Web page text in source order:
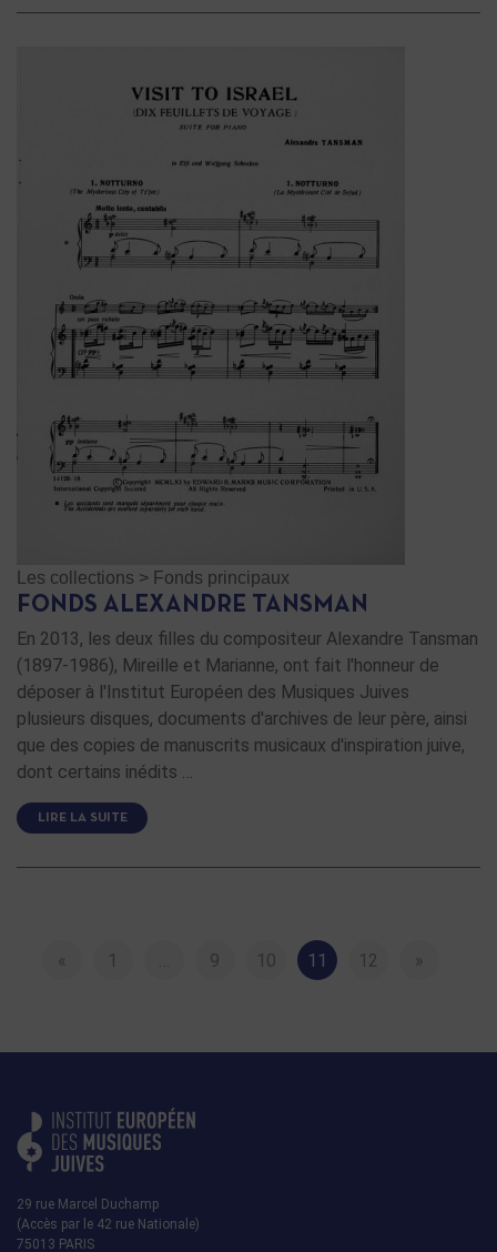
Les collections > Fonds principaux
FONDS ALEXANDRE TANSMAN
En 2013, les deux filles du compositeur Alexandre Tansman
(1897-1986), Mireille et Marianne, ont fait l'honneur de
déposer à l'Institut Européen des Musiques Juives
plusieurs disques, documents d'archives de leur père, ainsi
que des copies de manuscrits musicaux d'inspiration juive,
dont certains inédits …
LIRE LA SUITE
« 1 9 10 11 12 »
29 rue Marcel Duchamp
(Accès par le 42 rue Nationale)
75013 PARIS